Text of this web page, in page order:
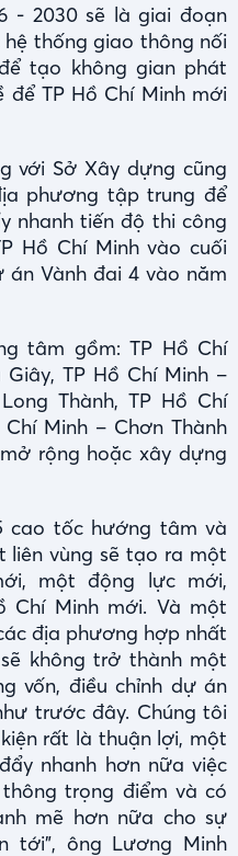
- 2030 sẽ là giai đoạn
thống giao thông nối
tạo không gian phát
TP Hồ Chí Minh mới
với Sở Xây dựng cũng
phương tập trung để
nhanh tiến độ thi công
Hồ Chí Minh vào cuối
án Vành đai 4 vào năm
tâm gồm: TP Hồ Chí
TP Hồ Chí Minh –
Thành, TP Hồ Chí
Minh – Chơn Thành
rộng hoặc xây dựng
cao tốc hướng tâm và
vùng sẽ tạo ra một
một động lực mới,
Chí Minh mới. Và một
địa phương hợp nhất
không trở thành một
vốn, điều chỉnh dự án
trước đây. Chúng tôi
rất là thuận lợi, một
nhanh hơn nữa việc
trọng điểm và có
mẽ hơn nữa cho sự
tới", ông Lương Minh